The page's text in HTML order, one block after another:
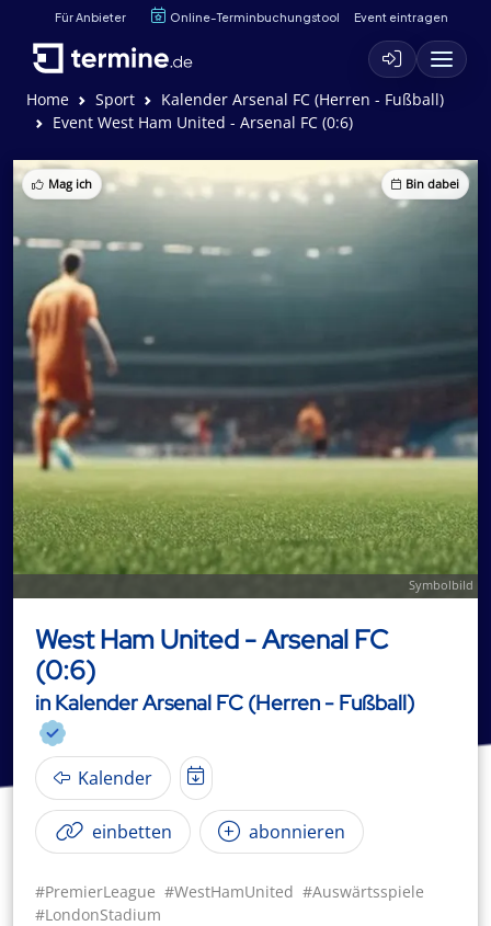
Für Anbieter Online-Terminbuchungstool Event eintragen
Home Sport
Kalender Arsenal FC (Herren - Fußball)
Event West Ham United - Arsenal FC (0:6)
Mag ich Bin dabei
Symbolbild
West Ham United - Arsenal FC
(0:6)
in Kalender Arsenal FC (Herren - Fußball)
Kalender
einbetten abonnieren
#PremierLeague #WestHamUnited #Auswärtsspiele
#LondonStadium